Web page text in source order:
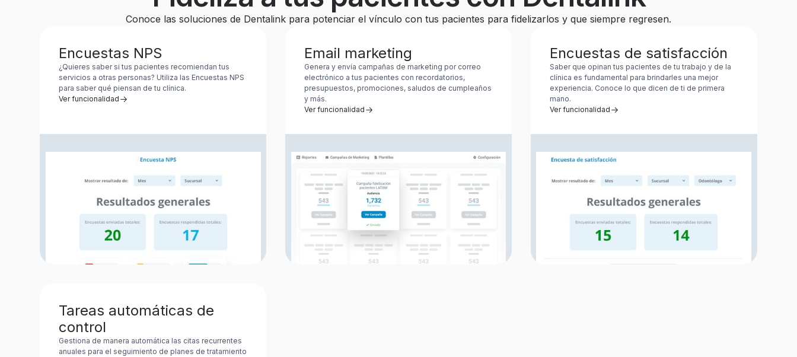
Conoce las soluciones de Dentalink para potenciar el vínculo con tus pacientes para fidelizarlos y que siempre regresen.
Encuestas NPS
¿Quieres saber si tus pacientes recomiendan tus
servicios a otras personas? Utiliza las Encuestas NPS
para saber qué piensan de tu clínica.
Ver funcionalidad
Email marketing
Genera y envía campañas de marketing por correo
electrónico a tus pacientes con recordatorios,
presupuestos, promociones, saludos de cumpleaños
y más.
Ver funcionalidad
Encuestas de satisfacción
Saber que opinan tus pacientes de tu trabajo y de la
clínica es fundamental para brindarles una mejor
experiencia. Conoce lo que dicen de ti de primera
mano.
Ver funcionalidad
Tareas automáticas de
control
Gestiona de manera automática las citas recurrentes
anuales para el seguimiento de planes de tratamiento